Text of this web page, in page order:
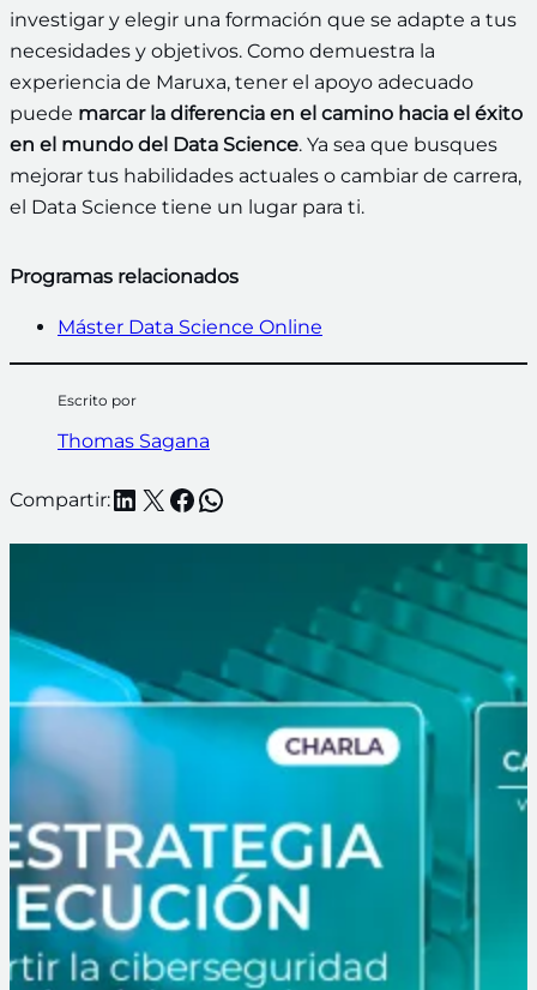
investigar y elegir una formación que se adapte a tus
necesidades y objetivos. Como demuestra la
experiencia de Maruxa, tener el apoyo adecuado
puede marcar la diferencia en el camino hacia el éxito
en el mundo del Data Science. Ya sea que busques
mejorar tus habilidades actuales o cambiar de carrera,
el Data Science tiene un lugar para ti.
Programas relacionados
Máster Data Science Online
Escrito por
Thomas Sagana
Compartir:LinkedIn
X Facebook
WhatsApp